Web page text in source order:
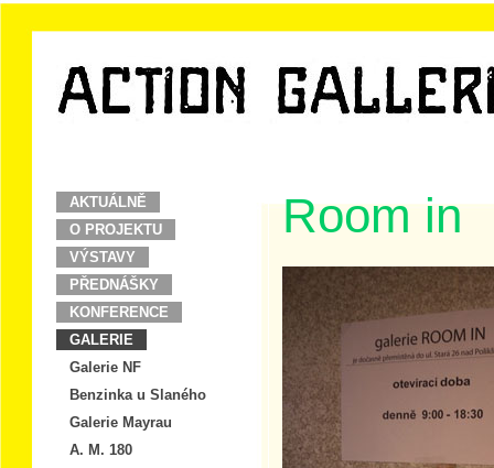
AKTUÁLNĚ
O PROJEKTU
VÝSTAVY
PŘEDNÁŠKY
KONFERENCE
GALERIE
Galerie NF
Benzinka u Slaného
Galerie Mayrau
A. M. 180
Room in